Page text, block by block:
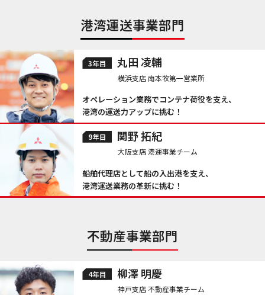
港湾運送事業部門
3年目 丸田 凌輔
横浜支店 南本牧第一営業所
オペレーション業務でコンテナ荷役を支え、
港湾の運送力アップに挑む！
9年目 関野 拓紀
大阪支店 港運事業チーム
船舶代理店として船の入出港を支え、
港湾運送業務の革新に挑む！
不動産事業部門
4年目 柳澤 明慶
神戸支店 不動産事業チーム